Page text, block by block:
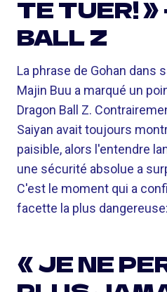
TE TUER! »
BALL Z
La phrase de Gohan dans
Majin Buu a marqué un
Dragon Ball Z.
Saiyan avait toujours
paisible, alors l'entendre
une sécurité absolue a
C'est le moment qui a
facette la plus
« JE NE